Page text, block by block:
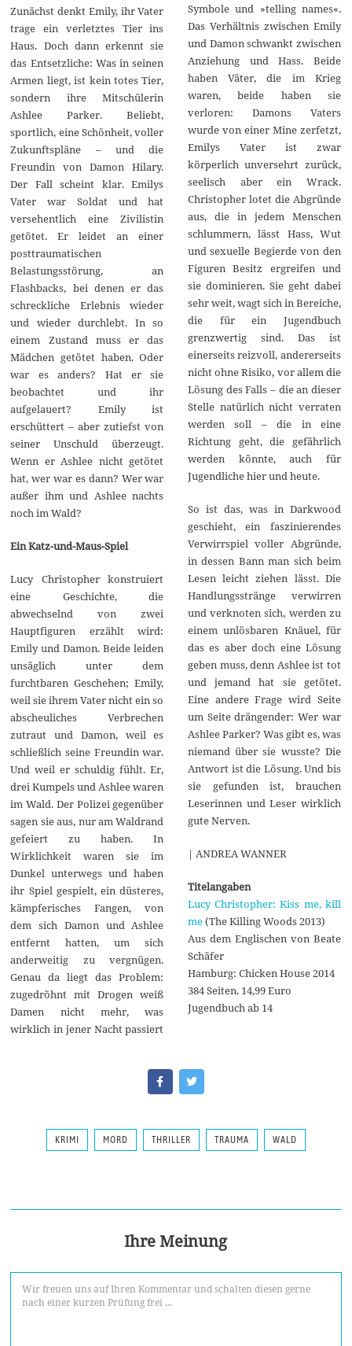
Zunächst denkt Emily, ihr Vater
trage ein verletztes Tier ins
Haus. Doch dann erkennt sie
das Entsetzliche: Was in seinen
Armen liegt, ist kein totes Tier,
sondern ihre Mitschülerin
Ashlee Parker. Beliebt,
sportlich, eine Schönheit, voller
Zukunftspläne – und die
Freundin von Damon Hilary.
Der Fall scheint klar. Emilys
Vater war Soldat und hat
versehentlich eine Zivilistin
getötet. Er leidet an einer
posttraumatischen
Belastungsstörung, an
Flashbacks, bei denen er das
schreckliche Erlebnis wieder
und wieder durchlebt. In so
einem Zustand muss er das
Mädchen getötet haben. Oder
war es anders? Hat er sie
beobachtet und ihr
aufgelauert? Emily ist
erschüttert – aber zutiefst von
seiner Unschuld überzeugt.
Wenn er Ashlee nicht getötet
hat, wer war es dann? Wer war
außer ihm und Ashlee nachts
noch im Wald?
Ein Katz-und-Maus-Spiel
Lucy Christopher konstruiert
eine Geschichte, die
abwechselnd von zwei
Hauptfiguren erzählt wird:
Emily und Damon. Beide leiden
unsäglich unter dem
furchtbaren Geschehen; Emily,
weil sie ihrem Vater nicht ein so
abscheuliches Verbrechen
zutraut und Damon, weil es
schließlich seine Freundin war.
Und weil er schuldig fühlt. Er,
drei Kumpels und Ashlee waren
im Wald. Der Polizei gegenüber
sagen sie aus, nur am Waldrand
gefeiert zu haben. In
Wirklichkeit waren sie im
Dunkel unterwegs und haben
ihr Spiel gespielt, ein düsteres,
kämpferisches Fangen, von
dem sich Damon und Ashlee
entfernt hatten, um sich
anderweitig zu vergnügen.
Genau da liegt das Problem:
zugedröhnt mit Drogen weiß
Damen nicht mehr, was
wirklich in jener Nacht passiert
Symbole und »telling names«.
Das Verhältnis zwischen Emily
und Damon schwankt zwischen
Anziehung und Hass. Beide
haben Väter, die im Krieg
waren, beide haben sie
verloren: Damons Vaters
wurde von einer Mine zerfetzt,
Emilys Vater ist zwar
körperlich unversehrt zurück,
seelisch aber ein Wrack.
Christopher lotet die Abgründe
aus, die in jedem Menschen
schlummern, lässt Hass, Wut
und sexuelle Begierde von den
Figuren Besitz ergreifen und
sie dominieren. Sie geht dabei
sehr weit, wagt sich in Bereiche,
die für ein Jugendbuch
grenzwertig sind. Das ist
einerseits reizvoll, andererseits
nicht ohne Risiko, vor allem die
Lösung des Falls – die an dieser
Stelle natürlich nicht verraten
werden soll – die in eine
Richtung geht, die gefährlich
werden könnte, auch für
Jugendliche hier und heute.
So ist das, was in Darkwood
geschieht, ein faszinierendes
Verwirrspiel voller Abgründe,
in dessen Bann man sich beim
Lesen leicht ziehen lässt. Die
Handlungsstränge verwirren
und verknoten sich, werden zu
einem unlösbaren Knäuel, für
das es aber doch eine Lösung
geben muss, denn Ashlee ist tot
und jemand hat sie getötet.
Eine andere Frage wird Seite
um Seite drängender: Wer war
Ashlee Parker? Was gibt es, was
niemand über sie wusste? Die
Antwort ist die Lösung. Und bis
sie gefunden ist, brauchen
Leserinnen und Leser wirklich
gute Nerven.
| ANDREA WANNER
Titelangaben
Lucy Christopher: Kiss me, kill
me(The Killing Woods 2013)
Aus dem Englischen von Beate
Schäfer
Hamburg: Chicken House 2014
384 Seiten. 14,99 Euro
Jugendbuch ab 14
KRIMI MORD THRILLER TRAUMA WALD
Ihre Meinung